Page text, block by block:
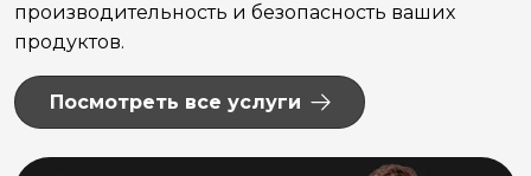
производительность и безопасность ваших
продуктов.
Посмотреть все услуги